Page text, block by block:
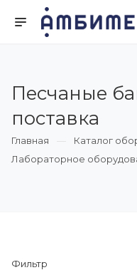
Песчаные
поставка
Главная
Каталог
Лабораторное
Фильтр